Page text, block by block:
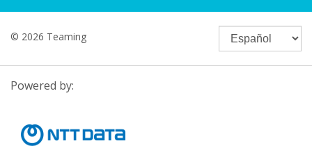
© 2026 Teaming
Powered by: